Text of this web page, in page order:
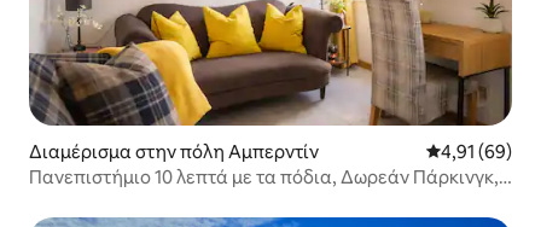
Διαμέρισμα στην πόλη Αμπερντίν Μέση
4,91 (69)
Πανεπιστήμιο 10 λεπτά με τα πόδια, Δωρεάν Πάρκινγκ,